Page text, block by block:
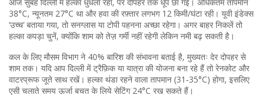
38°C, न्यूनतम 27°C था और हवा की रफ़्तार लगभग 12 किमी/घंटा रही। यूवी इंडेक्स
‘उच्च’ बताया गया, तो सनग्लास या टोपी पहनना अच्छा रहेगा। अगर बाहर निकलें तो
हल्का कपड़ा चुनें, क्योंकि शाम को तेज़ गर्मी नहीं रहेगी लेकिन नमी बढ़ सकती है।
कल के लिए मौसम विभाग ने 40% बारिश की संभावना बताई है, मुख्यतः देर दोपहर से
शाम तक। यदि आप दिल्ली में ट्रैफ़िक या यात्रा की योजना बना रहे हैं तो रेनकोट और
वाटरप्रूफ जूते साथ रखें। हल्का थंडा रहने वाला तापमान (31‑35°C) होगा, इसलिए
एसी चलाते समय ऊर्जा बचत के लिये सेटिंग 24°C रख सकते हैं।